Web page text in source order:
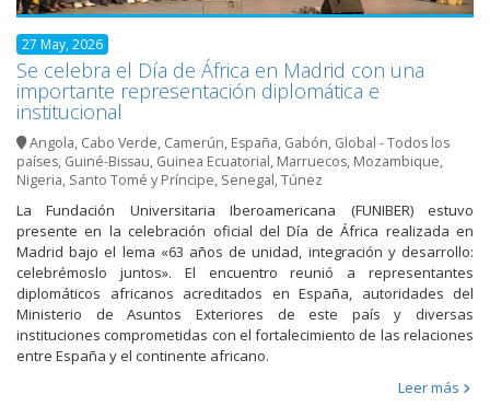
27 May, 2026
Se celebra el Día de África en Madrid con una
importante representación diplomática e
institucional
Angola, Cabo Verde, Camerún, España, Gabón, Global - Todos los
países, Guiné-Bissau, Guinea Ecuatorial, Marruecos, Mozambique,
Nigeria, Santo Tomé y Príncipe, Senegal,Túnez
La Fundación Universitaria Iberoamericana (FUNIBER) estuvo
presente en la celebración oficial del Día de África realizada en
Madrid bajo el lema «63 años de unidad, integración y desarrollo:
celebrémoslo juntos». El encuentro reunió a representantes
diplomáticos africanos acreditados en España, autoridades del
Ministerio de Asuntos Exteriores de este país y diversas
instituciones comprometidas con el fortalecimiento de las relaciones
entre España y el continente africano.
Leer más